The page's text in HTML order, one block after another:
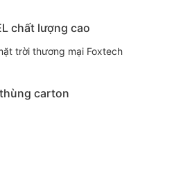
chất lượng cao
carton